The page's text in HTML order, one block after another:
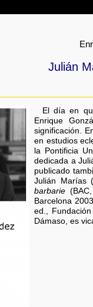
Julián
El día en
Enrique
significación.
en estudios
la Pontificia
dedicada a
publicado
Julián Marías
barbarie
Barcelona
ed.,
Dámaso, es